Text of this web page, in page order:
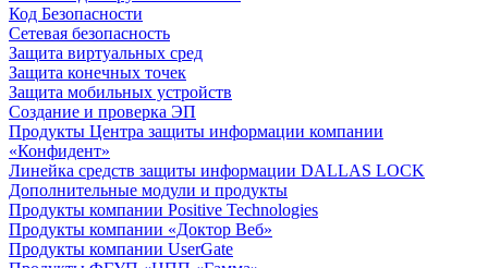
Код Безопасности
Сетевая безопасность
Защита виртуальных сред
Защита конечных точек
Защита мобильных устройств
Создание и проверка ЭП
Продукты Центра защиты информации компании
«Конфидент»
Линейка средств защиты информации DALLAS LOCK
Дополнительные модули и продукты
Продукты компании Positive Technologies
Продукты компании «Доктор Веб»
Продукты компании UserGate